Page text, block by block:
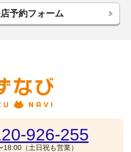
予約フォーム
926-255
18:00（土日祝も営業）